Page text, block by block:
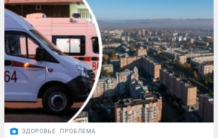
ЗДОРОВЬЕ ПРОБЛЕМА